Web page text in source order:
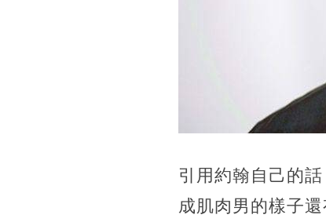
引用約翰自己的
成肌肉男的樣子